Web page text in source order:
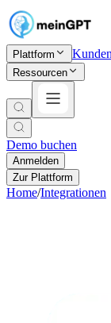
Plattform Kunden
Ressourcen
Demo buchen
Anmelden
Zur Plattform
Home/Integrationen